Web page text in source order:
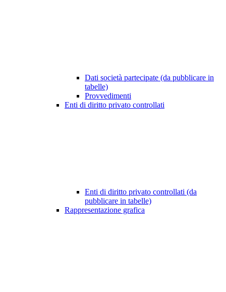
Dati società partecipate (da pubblicare in
tabelle)
Provvedimenti
Enti di diritto privato controllati
Enti di diritto privato controllati (da
pubblicare in tabelle)
Rappresentazione grafica